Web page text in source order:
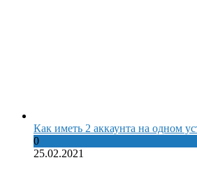
Как иметь 2 аккаунта на одном
0
25.02.2021